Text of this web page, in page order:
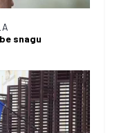
snagu